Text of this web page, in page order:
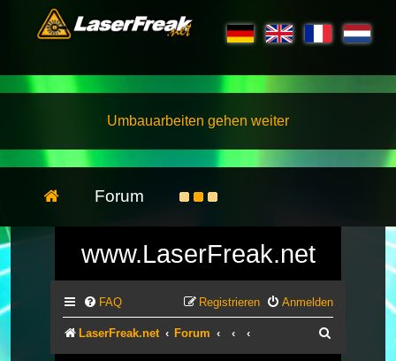
Umbauarbeiten gehen weiter
Forum
www.LaserFreak.net
FAQ Anmelden
Registrieren
LaserFreak.net Forum